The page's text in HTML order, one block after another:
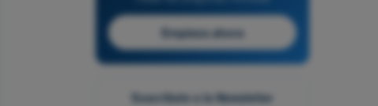
Empieza ahora
Suscríbete a la Newsletter